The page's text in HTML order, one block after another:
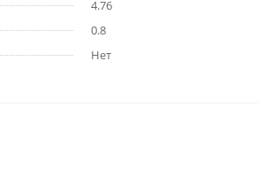
4.76
0.8
Нет